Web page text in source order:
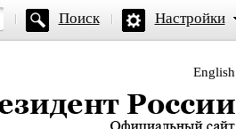
Поиск Настройки
English
— официальный сайт